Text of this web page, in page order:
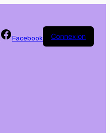
Facebook Connexion